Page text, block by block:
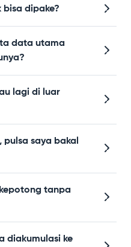
bisa dipake?
data utama
lagi di luar
saya bakal
tanpa
diakumulasi ke